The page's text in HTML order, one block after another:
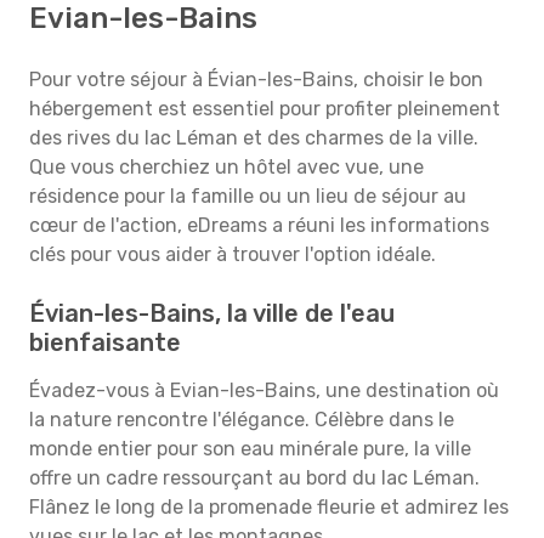
Evian-les-Bains
Pour votre séjour à Évian-les-Bains, choisir le bon
hébergement est essentiel pour profiter pleinement
des rives du lac Léman et des charmes de la ville.
Que vous cherchiez un hôtel avec vue, une
résidence pour la famille ou un lieu de séjour au
cœur de l'action, eDreams a réuni les informations
clés pour vous aider à trouver l'option idéale.
Évian-les-Bains, la ville de l'eau
bienfaisante
Évadez-vous à Evian-les-Bains, une destination où
la nature rencontre l'élégance. Célèbre dans le
monde entier pour son eau minérale pure, la ville
offre un cadre ressourçant au bord du lac Léman.
Flânez le long de la promenade fleurie et admirez les